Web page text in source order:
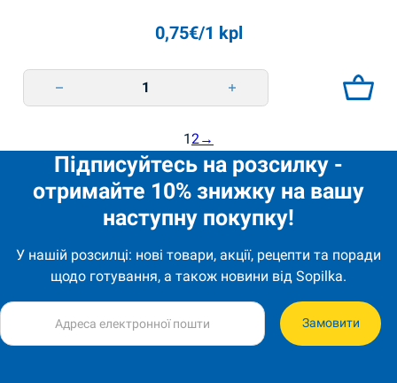
0,75€/1 kpl
12→
Підписуйтесь на розсилку -
отримайте 10% знижку на вашу
наступну покупку!
У нашій розсилці: нові товари, акції, рецепти та поради
щодо готування, а також новини від Sopilka.
Замовити